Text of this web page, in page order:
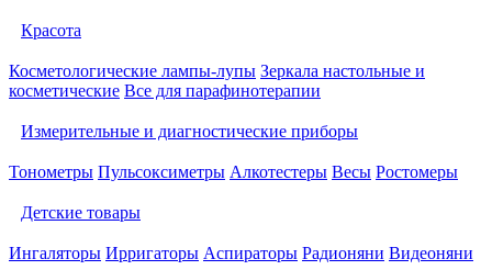
Красота
Косметологические лампы-лупы Зеркала настольные и
косметические Все для парафинотерапии
Измерительные и диагностические приборы
Тонометры Пульсоксиметры Алкотестеры Весы Ростомеры
Детские товары
Ингаляторы Ирригаторы Аспираторы Радионяни Видеоняни